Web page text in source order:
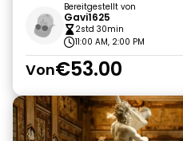
Bereitgestellt von
Gavi1625
2std 30min
11:00 AM, 2:00 PM
Von€53.00